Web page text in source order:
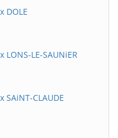
DOLE
LE-SAUNiER
CLAUDE